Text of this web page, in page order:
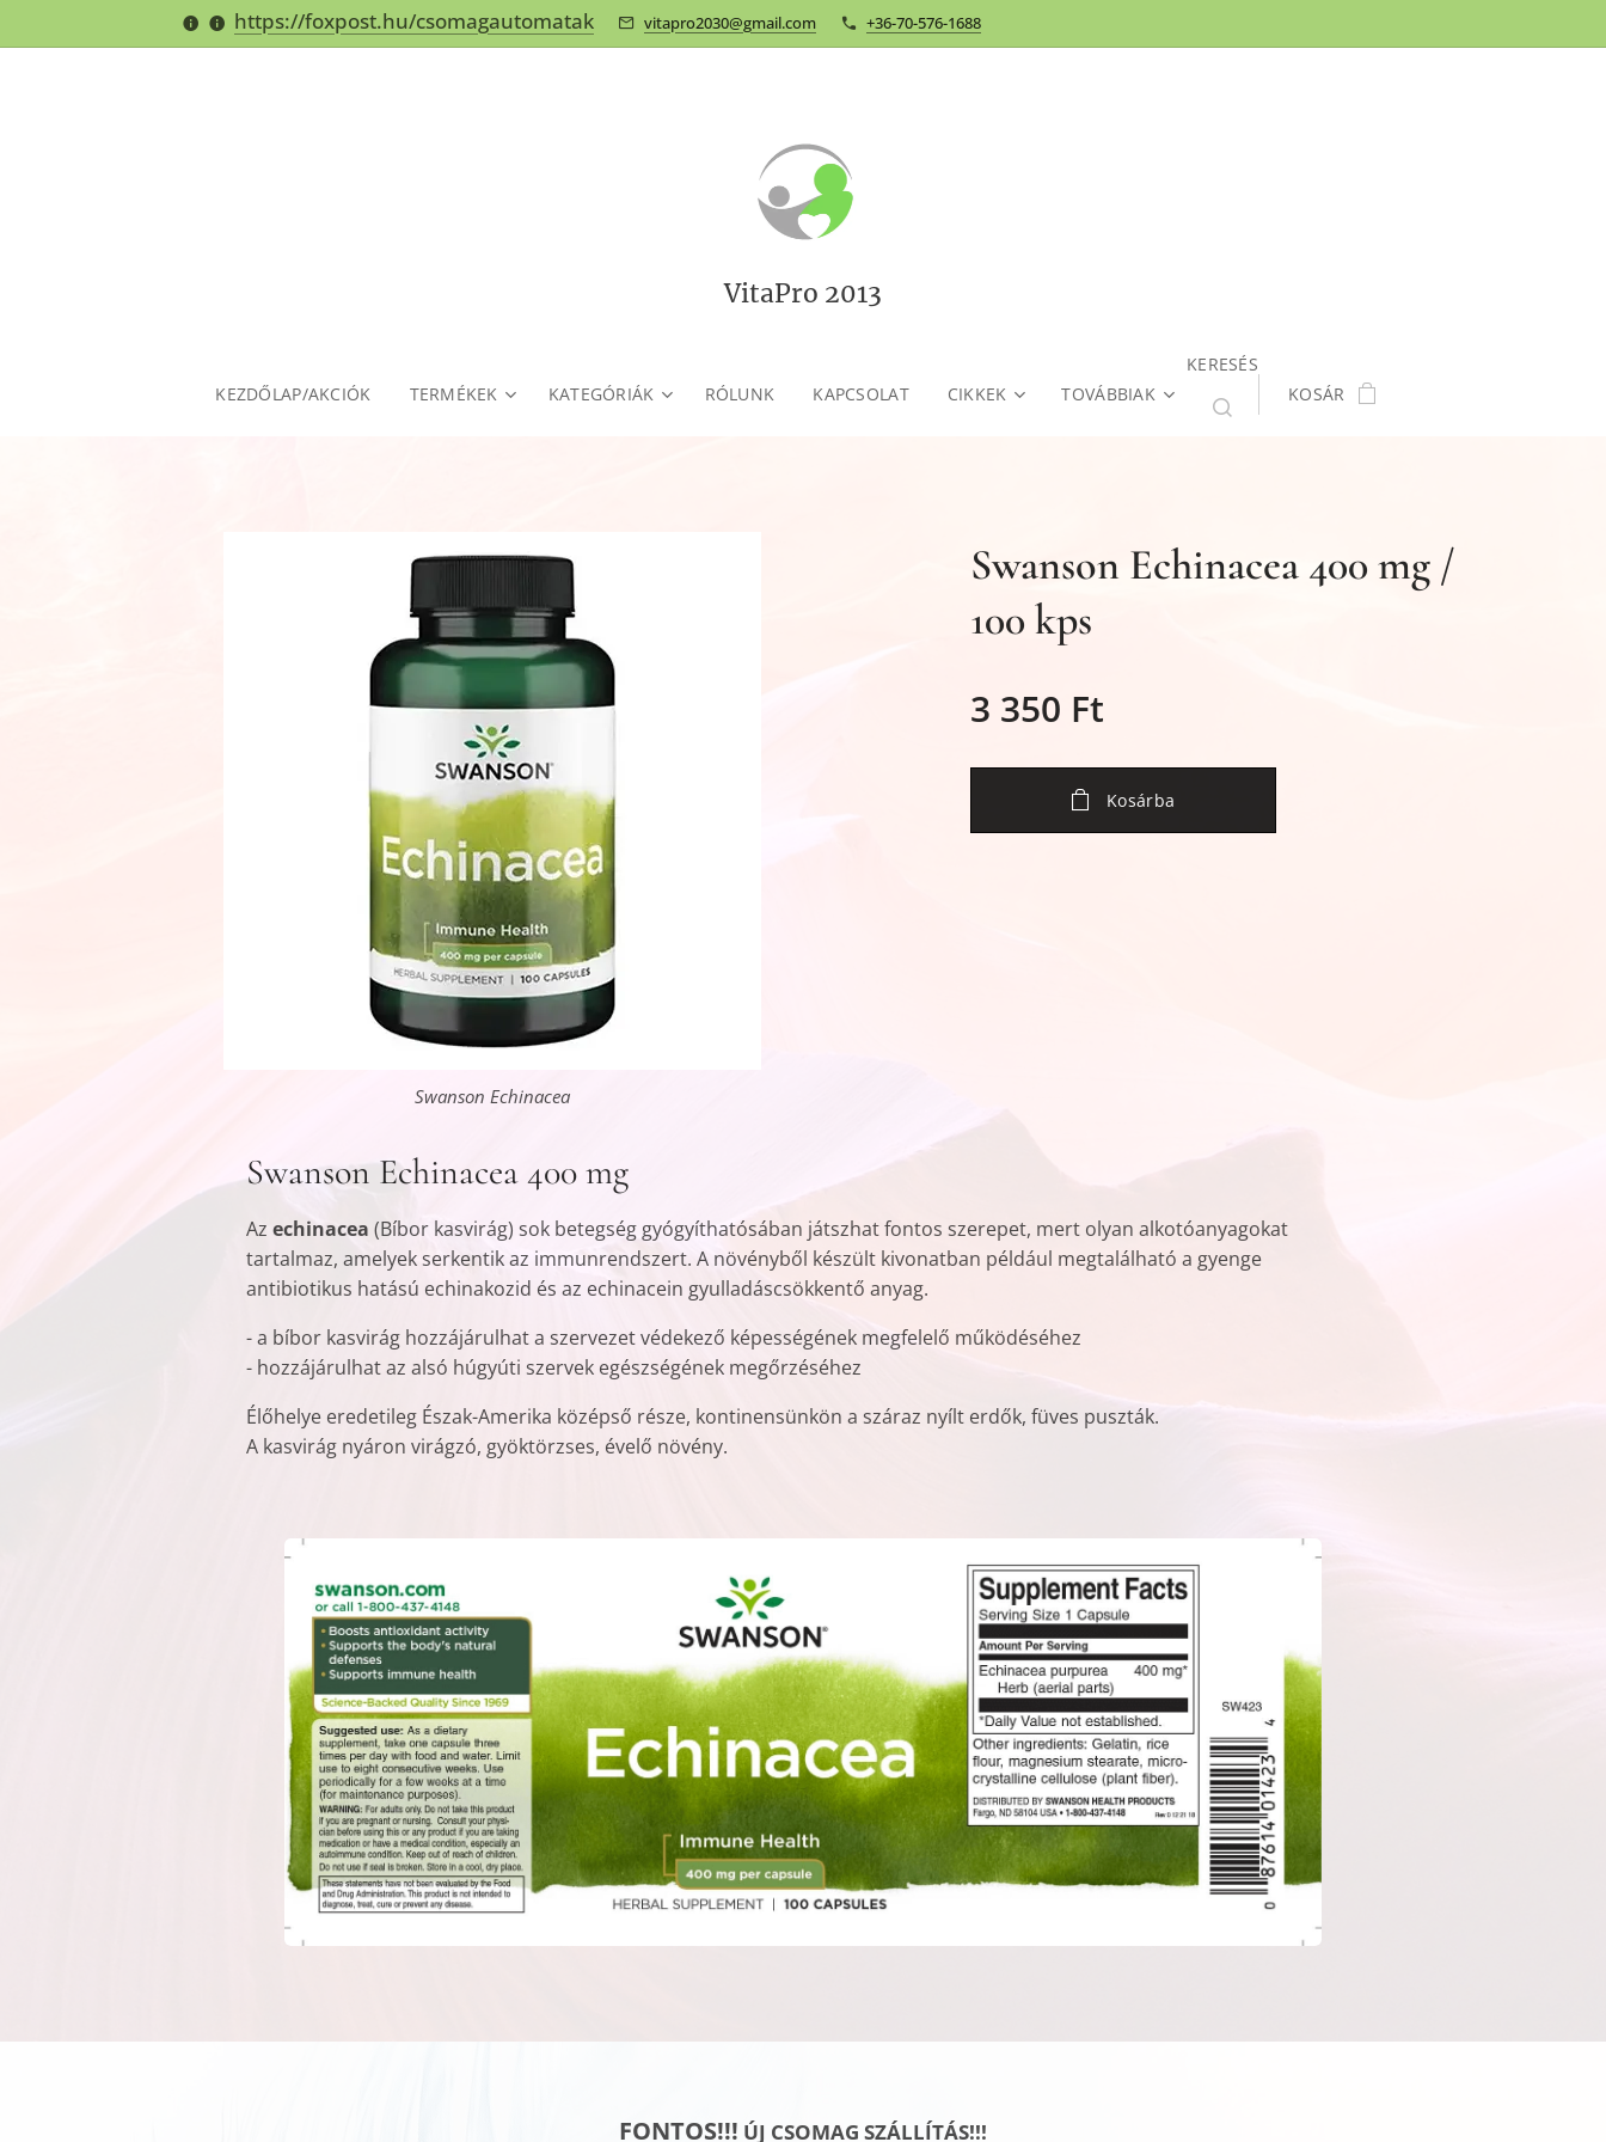
https://foxpost.hu/csomagautomatak vitapro2030@gmail.com +36-70-576-1688
VitaPro 2013
KEZDŐLAP/AKCIÓK TERMÉKEK KATEGÓRIÁK RÓLUNK KAPCSOLAT CIKKEK TOVÁBBIAK
KERESÉS
KOSÁR
Swanson Echinacea 400 mg /
100 kps
Swanson Echinacea
3 350 Ft
Kosárba
Swanson Echinacea 400 mg
Az echinacea (Bíbor kasvirág) sok betegség gyógyíthatósában játszhat fontos szerepet, mert olyan alkotóanyagokat
tartalmaz, amelyek serkentik az immunrendszert. A növényből készült kivonatban például megtalálható a gyenge
antibiotikus hatású echinakozid és az echinacein gyulladáscsökkentő anyag.
- a bíbor kasvirág hozzájárulhat a szervezet védekező képességének megfelelő működéséhez
- hozzájárulhat az alsó húgyúti szervek egészségének megőrzéséhez
Élőhelye eredetileg Észak-Amerika középső része, kontinensünkön a száraz nyílt erdők, füves puszták.
A kasvirág nyáron virágzó, gyöktörzses, évelő növény.
FONTOS!!! ÚJ CSOMAG SZÁLLÍTÁS!!!